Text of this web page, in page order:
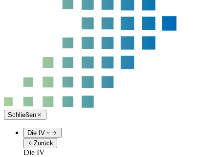
Schließen
Die IV
Zurück
Die IV